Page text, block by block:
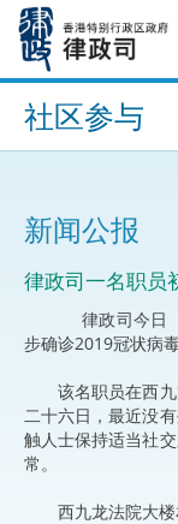
内
进阶搜寻
社区参与
新闻公报
律政司一名职员
律政司今日（十
步确诊2019冠状病毒
该名职员在西九
二十六日，最近没
触人士保持适当社
常。
西九龙法院大楼